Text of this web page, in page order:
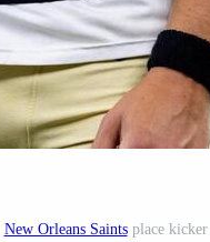
New Orleans Saintsplace kicker